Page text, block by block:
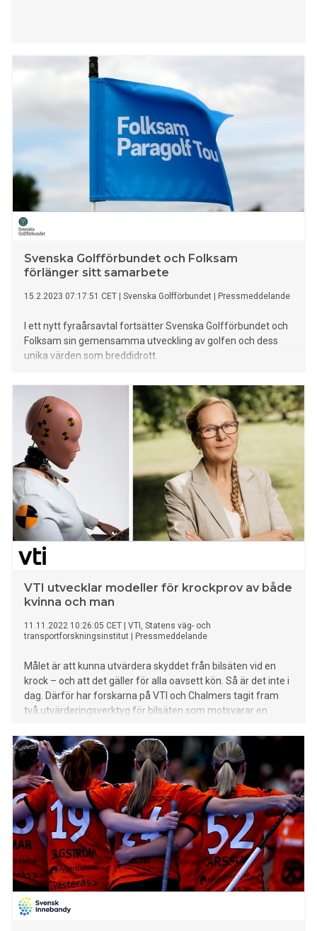
Svenska Golfförbundet och Folksam
förlänger sitt samarbete
15.2.2023 07:17:51 CET Svenska Golfförbundet Pressmeddelande
I ett nytt fyraårsavtal fortsätter Svenska Golfförbundet och
Folksam sin gemensamma utveckling av golfen och dess
unika värden som breddidrott.
VTI utvecklar modeller för krockprov av både
kvinna och man
11.11.2022 10:26:05 CET
VTI, Statens väg- och
transportforskningsinstitut
Pressmeddelande
Målet är att kunna utvärdera skyddet från bilsäten vid en
krock – och att det gäller för alla oavsett kön. Så är det inte i
dag. Därför har forskarna på VTI och Chalmers tagit fram
två utvärderingsverktyg för bilsäten som motsvarar en
Evaluation Tool – SET 50F och 50M.